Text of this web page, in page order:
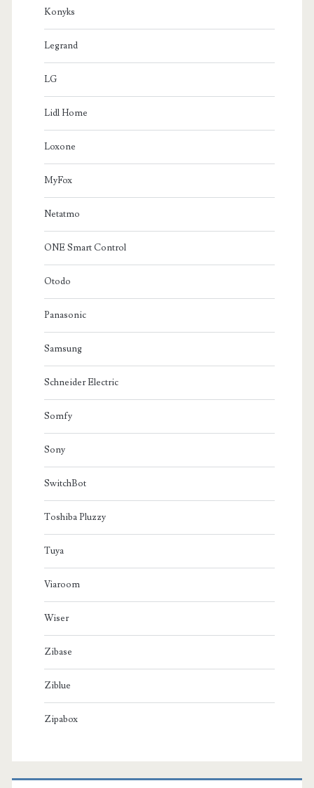
Konyks
Legrand
LG
Lidl Home
Loxone
MyFox
Netatmo
ONE Smart Control
Otodo
Panasonic
Samsung
Schneider Electric
Somfy
Sony
SwitchBot
Toshiba Pluzzy
Tuya
Viaroom
Wiser
Zibase
Ziblue
Zipabox